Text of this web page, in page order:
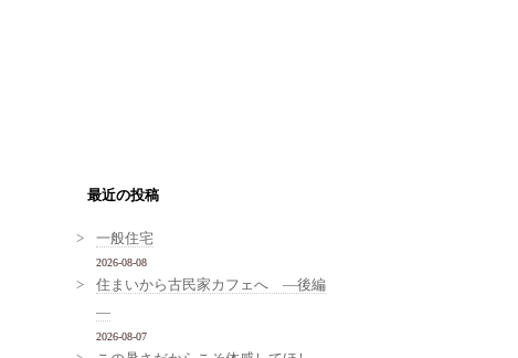
最近の投稿
一般住宅
2026-08-08
住まいから古民家カフェへ ―後編
―
2026-08-07